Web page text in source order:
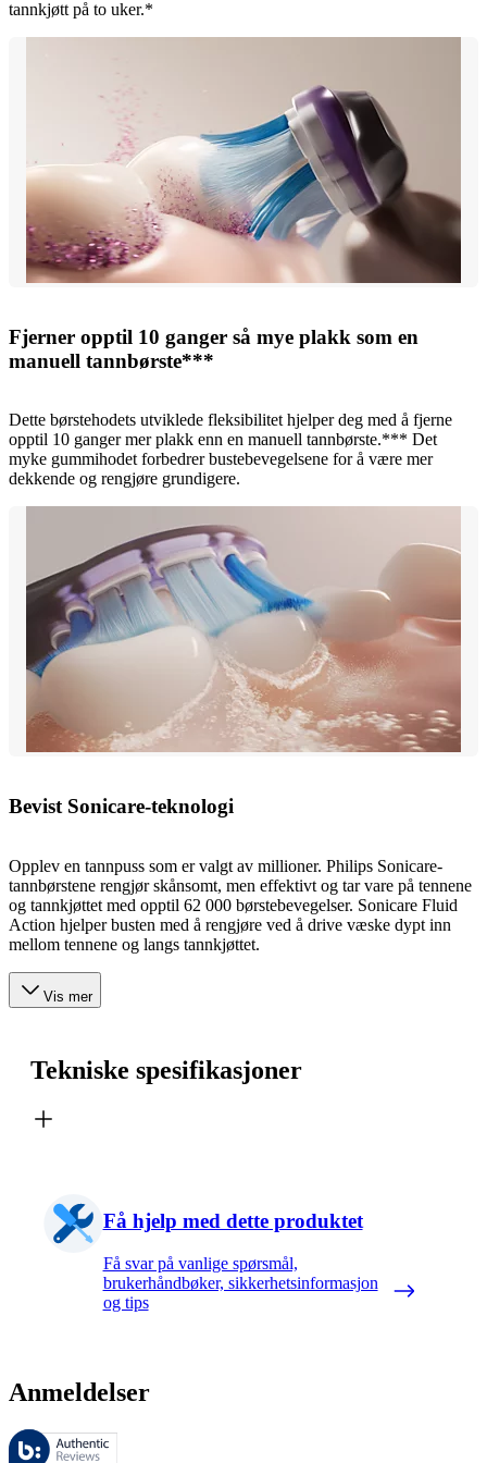
tannkjøtt på to uker.*
Fjerner opptil 10 ganger så mye plakk som en
manuell tannbørste***
Dette børstehodets utviklede fleksibilitet hjelper deg med å fjerne
opptil 10 ganger mer plakk enn en manuell tannbørste.*** Det
myke gummihodet forbedrer bustebevegelsene for å være mer
dekkende og rengjøre grundigere.
Bevist Sonicare-teknologi
Opplev en tannpuss som er valgt av millioner. Philips Sonicare-
tannbørstene rengjør skånsomt, men effektivt og tar vare på tennene
og tannkjøttet med opptil 62 000 børstebevegelser. Sonicare Fluid
Action hjelper busten med å rengjøre ved å drive væske dypt inn
mellom tennene og langs tannkjøttet.
Vis mer
Tekniske spesifikasjoner
Få hjelp med dette produktet
Få svar på vanlige spørsmål,
brukerhåndbøker, sikkerhetsinformasjon
og tips
Anmeldelser
Disse anmeldelsene forvaltes av Bazaarvoice og overholder